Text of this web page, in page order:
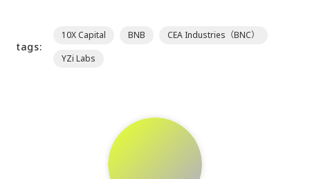
tags:
10X Capital BNB
CEA Industries（BNC）
YZi Labs